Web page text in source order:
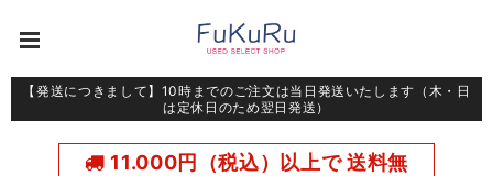
【発送につきまして】10時までのご注文は当日発送いたします（木・日
は定休日のため翌日発送）
11.000円（税込）以上で 送料無